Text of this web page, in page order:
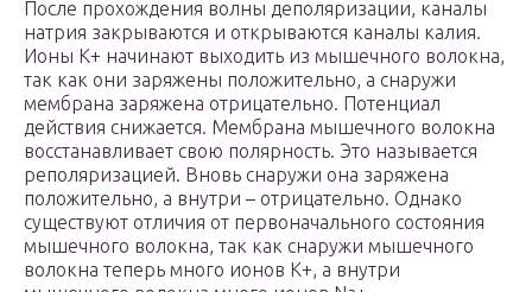
После прохождения волны деполяризации, каналы
натрия закрываются и открываются каналы калия.
Ионы К+ начинают выходить из мышечного волокна,
так как они заряжены положительно, а снаружи
мембрана заряжена отрицательно. Потенциал
действия снижается. Мембрана мышечного волокна
восстанавливает свою полярность. Это называется
реполяризацией. Вновь снаружи она заряжена
положительно, а внутри – отрицательно. Однако
существуют отличия от первоначального состояния
мышечного волокна, так как снаружи мышечного
волокна теперь много ионов К+, а внутри